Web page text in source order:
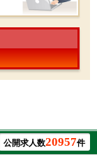
公開求人数20957件